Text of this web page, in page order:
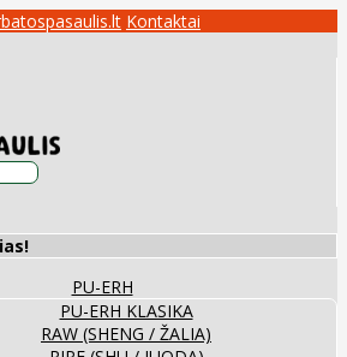
Kontaktai
PU-ERH
PU-ERH KLASIKA
RAW (SHENG / ŽALIA)